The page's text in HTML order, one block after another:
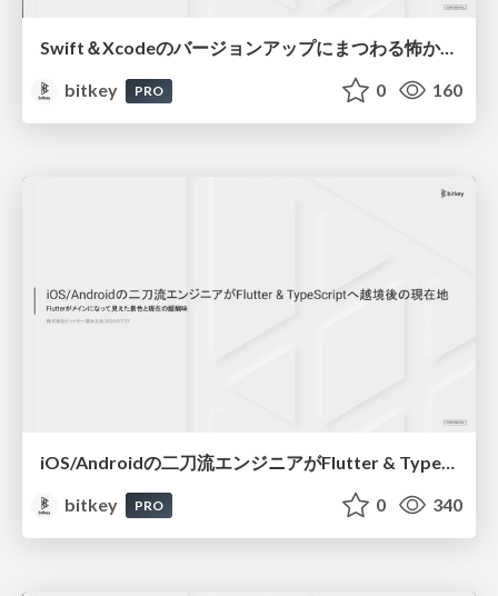
Swift＆Xcodeのバージョンアップにまつわる怖かった思い出 / Scary Memories of Swift and Xcode Updates
bitkey
PRO 0 160
bitkey
PRO 0 340